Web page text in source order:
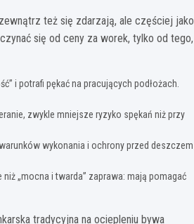
też się zdarzają, ale częściej jako
się od ceny za worek, tylko od tego,
i potrafi pękać na pracujących podłożach.
zwykle mniejsze ryzyko spękań niż przy
wykonania i ochrony przed deszczem
„mocna i twarda” zaprawa: mają pomagać
tradycyjna na ociepleniu bywa